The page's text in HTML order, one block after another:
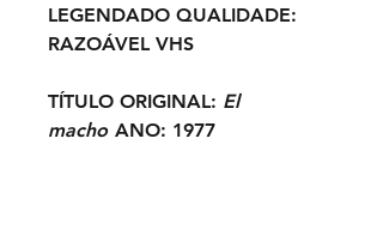
LEGENDADO QUALIDADE:
RAZOÁVEL VHS
TÍTULO ORIGINAL: El
macho ANO: 1977